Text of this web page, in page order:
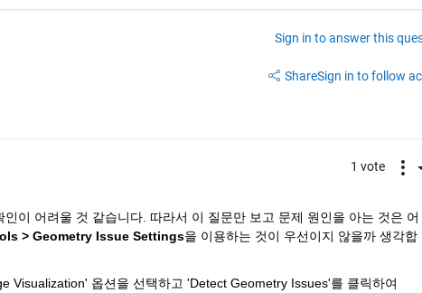
Sign in to answer this
ShareSign in to follow
1 vote
이 어려울 것 같습니다. 따라서 이 질문만 보고 문제 원인을 아는 것은 어
> Geometry Issue Settings을 이용하는 것이 우선이지 않을까 생각합
Visualization' 옵션을 선택하고 'Detect Geometry Issues'를 클릭하여